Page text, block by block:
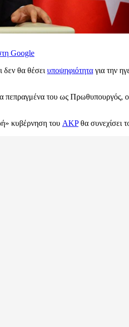
Google
δεν θα θέσει υποψηφιότητα για την
πεπραγμένα του ως Πρωθυπουργός,
κυβέρνηση του AKPθα συνεχίσει